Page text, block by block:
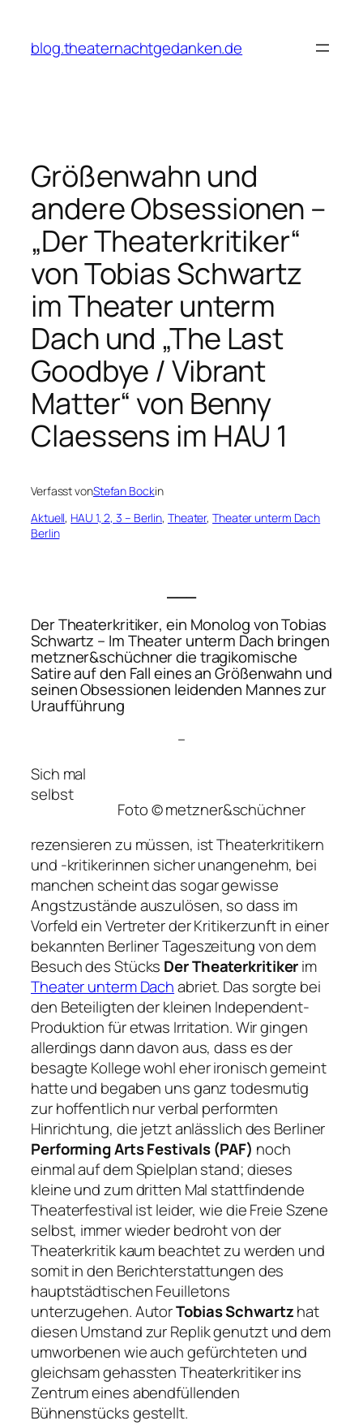
springen
blog.theaternachtgedanken.de
Größenwahn und
andere Obsessionen –
„Der Theaterkritiker“
von Tobias Schwartz
im Theater unterm
Dach und „The Last
Goodbye / Vibrant
Matter“ von Benny
Claessens im HAU 1
Verfasst vonStefan Bockin
Aktuell, HAU 1, 2, 3 – Berlin, Theater, Theater unterm Dach
Berlin
Der Theaterkritiker, ein Monolog von Tobias
Schwartz – Im Theater unterm Dach bringen
metzner&schüchner die tragikomische
Satire auf den Fall eines an Größenwahn und
seinen Obsessionen leidenden Mannes zur
Uraufführung
–
Foto © metzner&schüchner
Sich mal
selbst
rezensieren zu müssen, ist Theaterkritikern
und -kritikerinnen sicher unangenehm, bei
manchen scheint das sogar gewisse
Angstzustände auszulösen, so dass im
Vorfeld ein Vertreter der Kritikerzunft in einer
bekannten Berliner Tageszeitung von dem
Besuch des Stücks Der Theaterkritikerim
Theater unterm Dachabriet. Das sorgte bei
den Beteiligten der kleinen Independent-
Produktion für etwas Irritation. Wir gingen
allerdings dann davon aus, dass es der
besagte Kollege wohl eher ironisch gemeint
hatte und begaben uns ganz todesmutig
zur hoffentlich nur verbal performten
Hinrichtung, die jetzt anlässlich des Berliner
Performing Arts Festivals (PAF) noch
einmal auf dem Spielplan stand; dieses
kleine und zum dritten Mal stattfindende
Theaterfestival ist leider, wie die Freie Szene
selbst, immer wieder bedroht von der
Theaterkritik kaum beachtet zu werden und
somit in den Berichterstattungen des
hauptstädtischen Feuilletons
unterzugehen. AutorTobias Schwartzhat
diesen Umstand zur Replik genutzt und dem
umworbenen wie auch gefürchteten und
gleichsam gehassten Theaterkritiker ins
Zentrum eines abendfüllenden
Bühnenstücks gestellt.